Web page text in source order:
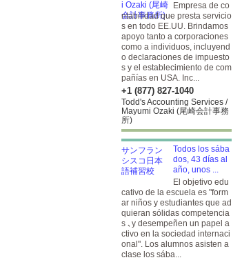
Empresa de co
ntabilidad que presta servicio
s en todo EE.UU. Brindamos
apoyo tanto a corporaciones
como a individuos, incluyend
o declaraciones de impuesto
s y el establecimiento de com
pañías en USA. Inc...
+1 (877) 827-1040
Todd's Accounting Services /
Mayumi Ozaki (尾崎会計事務
所)
Todos los sába
dos, 43 días al
año, unos ...
El objetivo edu
cativo de la escuela es "form
ar niños y estudiantes que ad
quieran sólidas competencia
s ､y desempeñen un papel a
ctivo en la sociedad internaci
onal". Los alumnos asisten a
clase los sába...